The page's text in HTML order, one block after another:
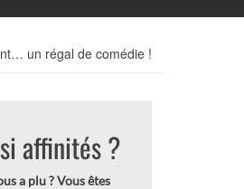
un régal de comédie !
affinités ?
a plu ? Vous êtes